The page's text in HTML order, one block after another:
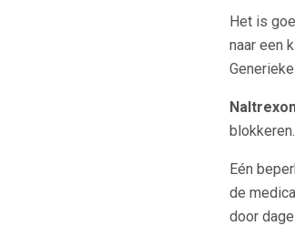
Het is
naar een
Eén
de
door